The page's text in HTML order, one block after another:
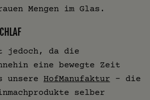
Mengen im Glas.
jedoch, da die
eine bewegte Zeit
HofManufaktur – die
selber